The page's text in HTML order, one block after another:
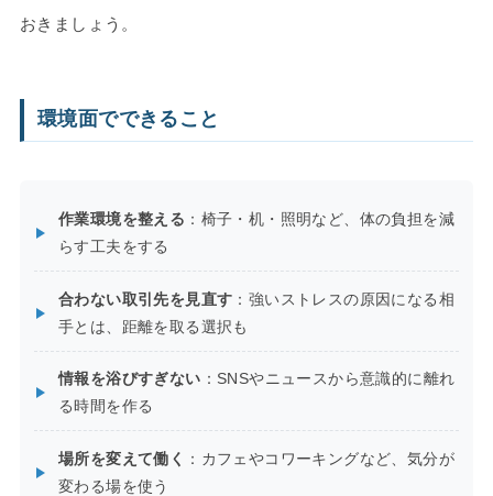
おきましょう。
環境面でできること
作業環境を整える ：椅子・机・照明など、体の負担を減
らす工夫をする
合わない取引先を見直す ：強いストレスの原因になる相
手とは、距離を取る選択も
情報を浴びすぎない ：SNSやニュースから意識的に離れ
る時間を作る
場所を変えて働く
：カフェやコワーキングなど、気分が
変わる場を使う